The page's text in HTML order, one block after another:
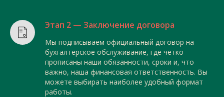
Этап 2 — Заключение договора
Мы подписываем официальный договор на
бухгалтерское обслуживание, где четко
прописаны наши обязанности, сроки и, что
важно, наша финансовая ответственность. Вы
можете выбирать наиболее удобный формат
работы.